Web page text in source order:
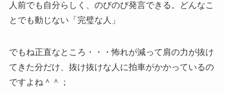
人前でも自分らしく、のびのび発言できる。どんなこ
とでも動じない「完璧な人」
でもね正直なところ・・・怖れが減って肩の力が抜け
てきた分だけ、抜け抜けな人に拍車がかかっているの
ですよね＾＾；